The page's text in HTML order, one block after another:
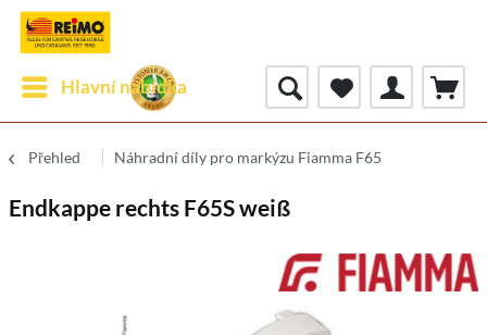
Hlavní nabídka
Přehled Náhradní díly pro markýzu Fiamma F65
Endkappe rechts F65S weiß